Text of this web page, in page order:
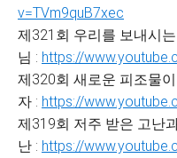
v=TVm9quB7xec
제321회 우리를 보내시
님 : https://
제320회 새로운 피조물
자 : https://
제319회 저주 받은 고난
난 : https://